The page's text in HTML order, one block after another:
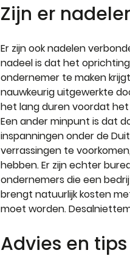
Zijn er
Er zijn ook nadelen
nadeel is dat het
ondernemer te maken
nauwkeurig uitgewerkte
het lang duren voordat
Een ander minpunt is dat
inspanningen onder de
verrassingen te
hebben. Er zijn echter
ondernemers die een
brengt natuurlijk kosten
moet worden.
Advies en